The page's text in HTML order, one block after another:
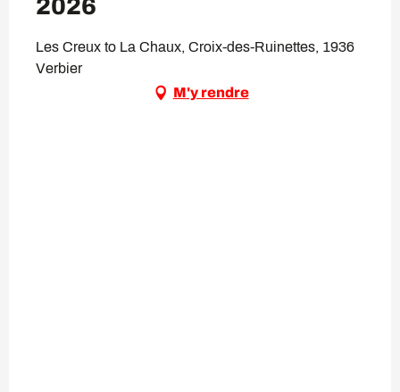
2026
Les Creux to La Chaux, Croix-des-Ruinettes, 1936
Verbier
M'y rendre